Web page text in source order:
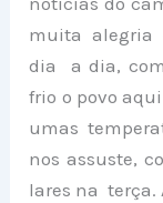
muita alegria
dia a dia, com
frio o povo
umas
nos assuste,
lares na terça.